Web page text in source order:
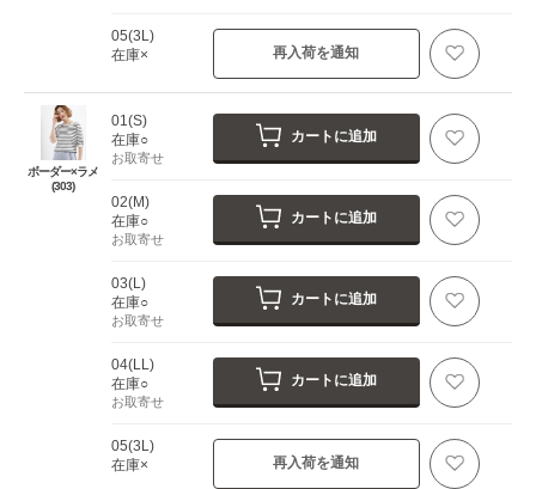
05(3L)
在庫×
再入荷を通知
ボーダー×ラメ
(303)
01(S)
在庫○
お取寄せ
カートに追加
02(M)
在庫○
お取寄せ
カートに追加
03(L)
在庫○
お取寄せ
カートに追加
04(LL)
在庫○
お取寄せ
カートに追加
05(3L)
在庫×
再入荷を通知